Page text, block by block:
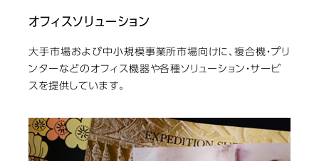
オフィスソリューション
大手市場および中小規模事業所市場向けに、複合機・プリ
ンターなどのオフィス機器や各種ソリューション・サービ
スを提供しています。